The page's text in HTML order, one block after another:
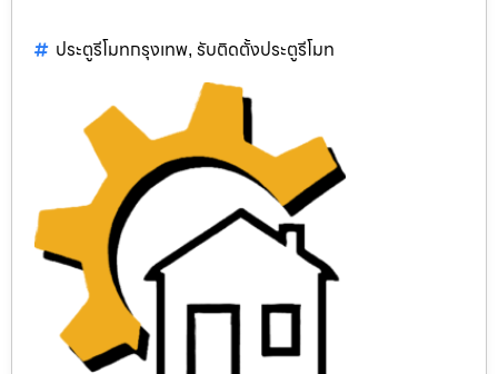
ประตูรีโมทกรุงเทพ, รับติดตั้งประตูรีโมท